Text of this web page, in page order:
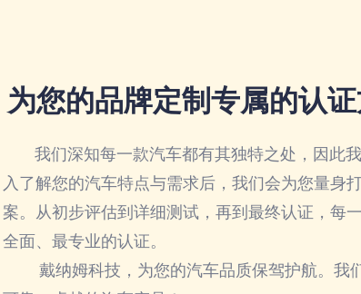
为您的品牌定制专属的认
我们深知每一款汽车都有其独特之处，因此我
入了解您的汽车特点与需求后，我们会为您量身
案。从初步评估到详细测试，再到最终认证，每
全面、最专业的认证。
戴纳姆科技，为您的汽车品质保驾护航。我们